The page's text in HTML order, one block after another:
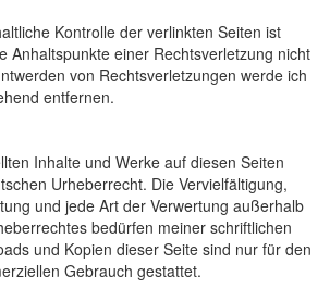
Kontrolle der verlinkten Seiten ist
Anhaltspunkte einer Rechtsverletzung nicht
von Rechtsverletzungen werde ich
entfernen.
Inhalte und Werke auf diesen Seiten
Urheberrecht. Die Vervielfältigung,
und jede Art der Verwertung außerhalb
bedürfen meiner schriftlichen
und Kopien dieser Seite sind nur für den
Gebrauch gestattet.